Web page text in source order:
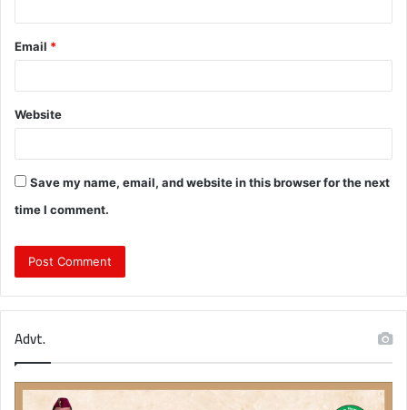
Email *
Website
Save my name, email, and website in this browser for the next
time I comment.
Advt.